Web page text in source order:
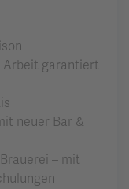
Arbeit garantiert
neuer Bar &
– mit